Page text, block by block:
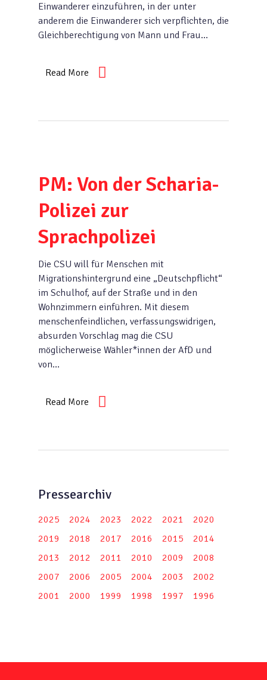
Einwanderer einzuführen, in der unter
anderem die Einwanderer sich verpflichten, die
Gleichberechtigung von Mann und Frau…
Read More
PM: Von der Scharia-
Polizei zur
Sprachpolizei
Die CSU will für Menschen mit
Migrationshintergrund eine „Deutschpflicht“
im Schulhof, auf der Straße und in den
Wohnzimmern einführen. Mit diesem
menschenfeindlichen, verfassungswidrigen,
absurden Vorschlag mag die CSU
möglicherweise Wähler*innen der AfD und
von…
Read More
Pressearchiv
2025 2024 2023 2022 2021
2020
2019
2018 2017 2016 2015
2014
2013
2012 2011 2010 2009
2008
2007
2006 2005 2004 2003
2002
2001
2000 1999 1998 1997 1996